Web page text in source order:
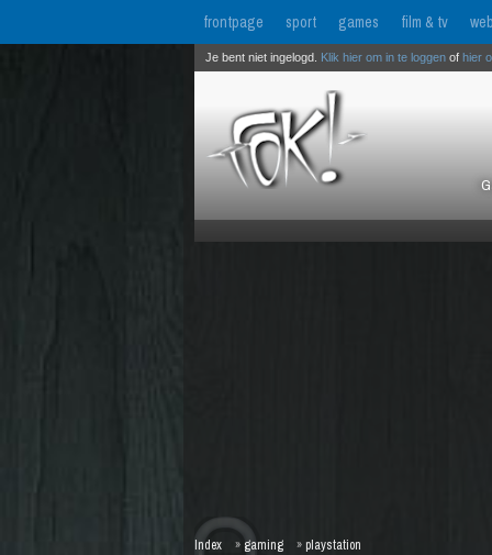
frontpage sport games film & tv
Je bent niet ingelogd. Klik hier om in te loggen of hier
Index » gaming » playstation